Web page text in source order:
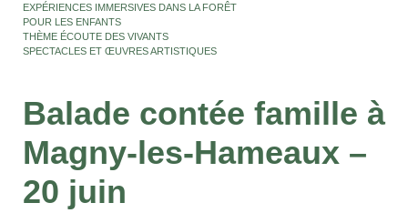
EXPÉRIENCES IMMERSIVES DANS LA FORÊT
POUR LES ENFANTS
THÈME ÉCOUTE DES VIVANTS
SPECTACLES ET ŒUVRES ARTISTIQUES
Balade contée famille à
Magny-les-Hameaux –
20 juin